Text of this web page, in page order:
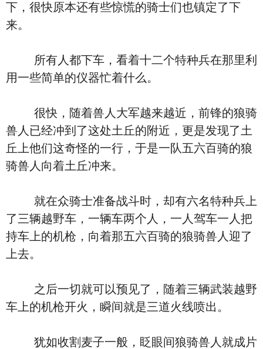
下，很快原本还有些惊慌的骑士们也镇定了下
来。
所有人都下车，看着十二个特种兵在那里利
用一些简单的仪器忙着什么。
很快，随着兽人大军越来越近，前锋的狼骑
兽人已经冲到了这处土丘的附近，更是发现了土
丘上他们这奇怪的一行，于是一队五六百骑的狼
骑兽人向着土丘冲来。
就在众骑士准备战斗时，却有六名特种兵上
了三辆越野车，一辆车两个人，一人驾车一人把
持车上的机枪，向着那五六百骑的狼骑兽人迎了
上去。
之后一切就可以预见了，随着三辆武装越野
车上的机枪开火，瞬间就是三道火线喷出。
犹如收割麦子一般，眨眼间狼骑兽人就成片